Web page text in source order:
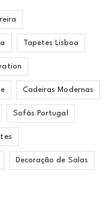
Tapetes Lisboa
Cadeiras Modernas
Sofás Portugal
Decoração de Salas